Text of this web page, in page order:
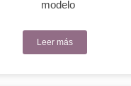
modelo
Leer más